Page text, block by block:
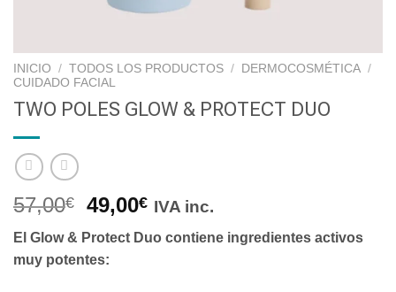
INICIO / TODOS LOS PRODUCTOS / DERMOCOSMÉTICA /
CUIDADO FACIAL
TWO POLES GLOW & PROTECT DUO
57,00€ 49,00€ IVA inc.
El Glow & Protect Duo contiene ingredientes activos
muy potentes: